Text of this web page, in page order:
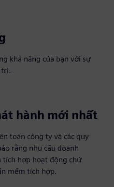
khả năng của bạn với sự
hành mới nhất
toàn công ty và các quy
rằng nhu cầu doanh
tích hợp hoạt động chứ
mềm tích hợp.